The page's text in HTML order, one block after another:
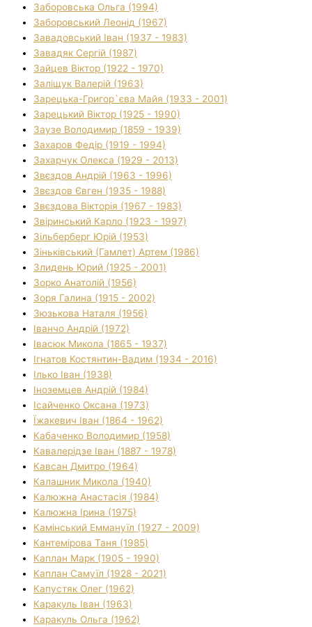
Заборовська Ольга (1994)
Заборовський Леонід (1967)
Завадовський Іван (1937 - 1983)
Завадяк Сергій (1987)
Зайцев Віктор (1922 - 1970)
Заліщук Валерій (1963)
Зарецька-Григор`єва Майя (1933 - 2001)
Зарецький Віктор (1925 - 1990)
Заузе Володимир (1859 - 1939)
Захаров Федір (1919 - 1994)
Захарчук Олекса (1929 - 2013)
Звєздов Андрій (1963 - 1996)
Звєздов Євген (1935 - 1988)
Звєздова Вікторія (1967 - 1983)
Звіринський Карло (1923 - 1997)
Зільберберг Юрій (1953)
Зіньківський (Гамлет) Артем (1986)
Злидень Юрий (1925 - 2001)
Зорко Анатолій (1956)
Зоря Галина (1915 - 2002)
Зюзькова Наталя (1956)
Іванчо Андрій (1972)
Івасюк Микола (1865 - 1937)
Ігнатов Костянтин-Вадим (1934 - 2016)
Ілько Іван (1938)
Іноземцев Андрій (1984)
Ісайченко Оксана (1973)
Їжакевич Іван (1864 - 1962)
Кабаченко Володимир (1958)
Кавалерідзе Іван (1887 - 1978)
Кавсан Дмитро (1964)
Калашник Микола (1940)
Калюжна Анастасія (1984)
Калюжна Ірина (1975)
Камінський Еммануїл (1927 - 2009)
Кантемірова Таня (1985)
Каплан Марк (1905 - 1990)
Каплан Самуїл (1928 - 2021)
Капустяк Олег (1962)
Каракуль Іван (1963)
Каракуль Ольга (1962)